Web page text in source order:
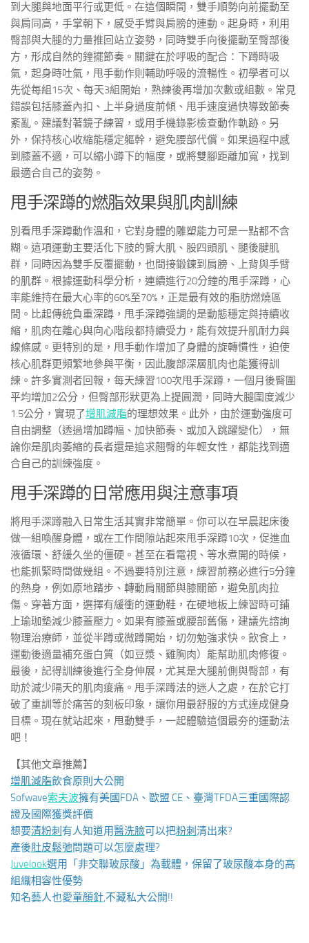
到大腿與地面平行或更低。在這個瞬間，雙手順勢向前擺動至
與肩同高，手掌朝下，感受手臂與肩膀的連動。起身時，利用
臀部與大腿的力量推回站立姿勢，同時雙手向後擺動至臀部後
方，形成自然的鐘擺節奏。關鍵在於呼吸的配合：下蹲時吸
氣，起身時吐氣，甩手動作則輔助呼吸的流暢性。初學者可以
先從每組15次、每天3組開始，熟練後再增加次數或組數。常見
錯誤包括膝蓋內扣、上半身過度前傾、甩手速度過快導致節奏
紊亂。建議對著鏡子練習，或用手機錄影檢查動作軌跡。另
外，保持核心收縮能穩定軀幹，避免腰部代償。如果過程中感
到膝蓋不適，可以縮小蹲下的幅度，或將雙腳距離加寬，找到
最適合自己的姿勢。
甩手深蹲的燃脂效果與肌肉訓練
別看甩手深蹲動作溫和，它對身體的雕塑能力可是一點都不含
糊。這項運動主要活化下肢的臀大肌、股四頭肌、腿後腱肌
群，同時因為雙手反覆擺動，也間接鍛鍊到肩膀、上背與手臂
的肌群。根據運動科學分析，連續進行20分鐘的甩手深蹲，心
率能維持在最大心率的60%至70%，正是最有效的脂肪燃燒區
間。比起傳統負重深蹲，甩手深蹲強調的是動態穩定與持續收
縮，肌肉在離心與向心階段都持續受力，能有效提升肌耐力與
線條感。更特別的是，甩手動作增加了身體的旋轉慣性，迫使
核心肌群更頻繁地參與平衡，因此腹部深層肌肉也能獲得訓
練。許多實測者回報，每天練習100次甩手深蹲，一個月後臀圍
平均增加2公分，但臀部形狀更為上提圓潤，同時大腿圍度減少
1.5公分，實現了增肌減脂的理想效果。此外，由於運動強度可
自由調整（透過增加蹲幅、加快節奏、或加入跳躍變化），無
論你是肌肉萎縮的長者還是追求翹臀的年輕女性，都能找到適
合自己的訓練強度。
甩手深蹲的日常應用與注意事項
將甩手深蹲融入日常生活其實非常簡單。你可以在早晨起床後
做一組喚醒身體，或在工作間隙站起來甩手深蹲10次，促進血
液循環、舒緩久坐的僵硬。甚至在看電視、等水煮開的時候，
也能抓緊時間做幾組。不過要特別注意，練習前務必進行5分鐘
的熱身，例如原地踏步、轉動肩關節與膝關節，避免肌肉拉
傷。穿著方面，選擇有緩衝的運動鞋，在硬地板上練習時可鋪
上瑜珈墊減少膝蓋壓力。如果有膝蓋或腰部舊傷，建議先諮詢
物理治療師，並從半蹲或微蹲開始，切勿勉強求快。飲食上，
運動後適量補充蛋白質（如豆漿、雞胸肉）能幫助肌肉修復。
最後，記得訓練後進行全身伸展，尤其是大腿前側與臀部，有
助於減少隔天的肌肉痠痛。甩手深蹲法的迷人之處，在於它打
破了重訓等於痛苦的刻板印象，讓你用最舒服的方式達成健身
目標。現在就站起來，甩動雙手，一起體驗這個最夯的運動法
吧！
【其他文章推薦】
增肌減脂飲食原則大公開
Sofwave索夫波擁有美國FDA、歐盟 CE、臺灣TFDA三重國際認
證及國際獲獎評價
想要清粉刺 有人知道用醫洗臉可以把粉刺 清出來?
產後肚皮鬆弛問題可以怎麼處理?
Juvelook選用「非交聯玻尿酸」為載體，保留了玻尿酸本身的高
組織相容性優勢
知名藝人也愛童顏針,不藏私大公開!!